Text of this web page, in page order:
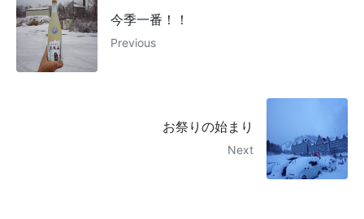
今季一番！！
Previous
お祭りの始まり
Next